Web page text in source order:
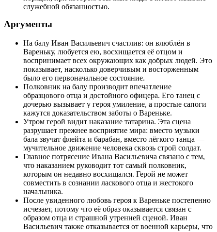
служебной обязанностью.
Аргументы
На балу Иван Васильевич счастлив: он влюблён в
Вареньку, любуется ею, восхищается её отцом и
воспринимает всех окружающих как добрых людей. Это
показывает, насколько доверчивым и восторженным
было его первоначальное состояние.
Полковник на балу производит впечатление
образцового отца и достойного офицера. Его танец с
дочерью вызывает у героя умиление, а простые сапоги
кажутся доказательством заботы о Вареньке.
Утром герой видит наказание татарина. Эта сцена
разрушает прежнее восприятие мира: вместо музыки
бала звучат флейта и барабан, вместо лёгкого танца —
мучительное движение человека сквозь строй солдат.
Главное потрясение Ивана Васильевича связано с тем,
что наказанием руководит тот самый полковник,
которым он недавно восхищался. Герой не может
совместить в сознании ласкового отца и жестокого
начальника.
После увиденного любовь героя к Вареньке постепенно
исчезает, потому что её образ оказывается связан с
образом отца и страшной утренней сценой. Иван
Васильевич также отказывается от военной карьеры, что